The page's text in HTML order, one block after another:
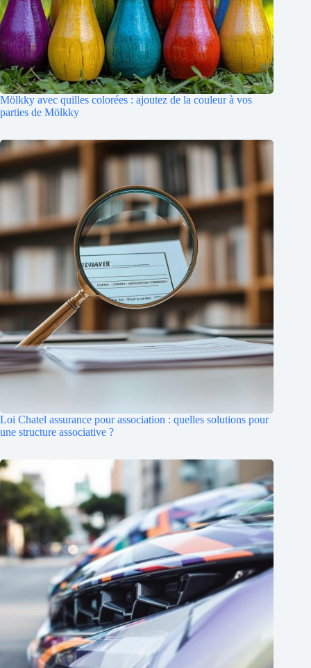
Mölkky avec quilles colorées : ajoutez de la couleur à vos
parties de Mölkky
Loi Chatel assurance pour association : quelles solutions pour
une structure associative ?